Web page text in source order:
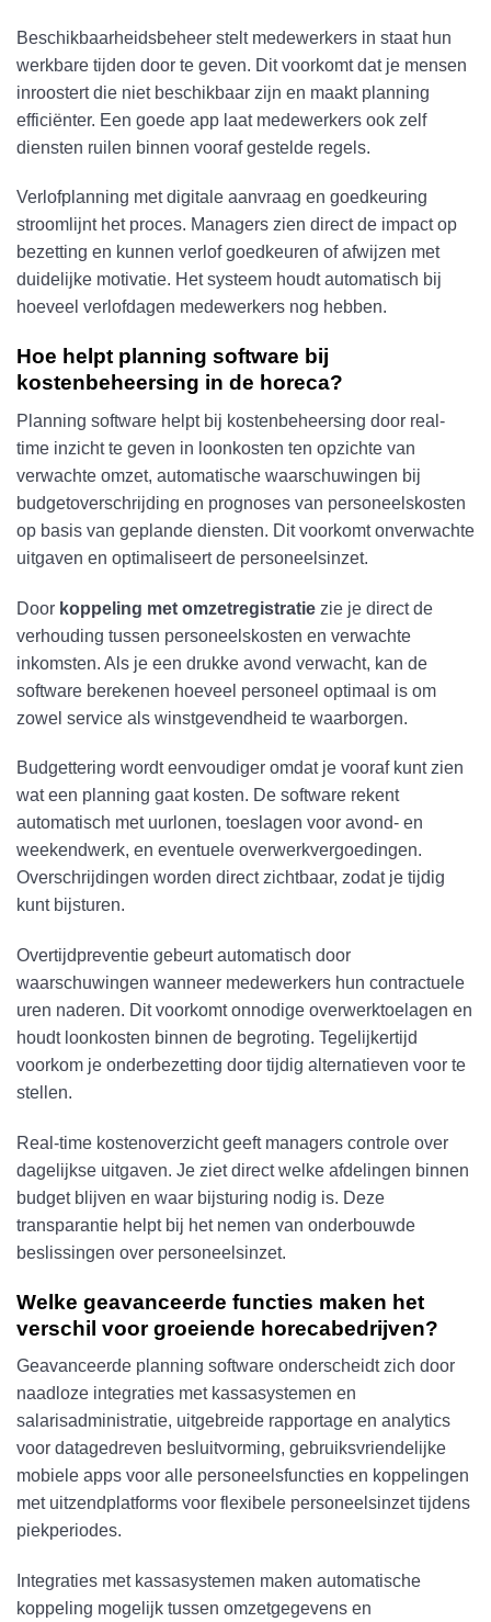
Beschikbaarheidsbeheer stelt medewerkers in staat hun
werkbare tijden door te geven. Dit voorkomt dat je mensen
inroostert die niet beschikbaar zijn en maakt planning
efficiënter. Een goede app laat medewerkers ook zelf
diensten ruilen binnen vooraf gestelde regels.
Verlofplanning met digitale aanvraag en goedkeuring
stroomlijnt het proces. Managers zien direct de impact op
bezetting en kunnen verlof goedkeuren of afwijzen met
duidelijke motivatie. Het systeem houdt automatisch bij
hoeveel verlofdagen medewerkers nog hebben.
Hoe helpt planning software bij
kostenbeheersing in de horeca?
Planning software helpt bij kostenbeheersing door real-
time inzicht te geven in loonkosten ten opzichte van
verwachte omzet, automatische waarschuwingen bij
budgetoverschrijding en prognoses van personeelskosten
op basis van geplande diensten. Dit voorkomt onverwachte
uitgaven en optimaliseert de personeelsinzet.
Door koppeling met omzetregistratie zie je direct de
verhouding tussen personeelskosten en verwachte
inkomsten. Als je een drukke avond verwacht, kan de
software berekenen hoeveel personeel optimaal is om
zowel service als winstgevendheid te waarborgen.
Budgettering wordt eenvoudiger omdat je vooraf kunt zien
wat een planning gaat kosten. De software rekent
automatisch met uurlonen, toeslagen voor avond- en
weekendwerk, en eventuele overwerkvergoedingen.
Overschrijdingen worden direct zichtbaar, zodat je tijdig
kunt bijsturen.
Overtijdpreventie gebeurt automatisch door
waarschuwingen wanneer medewerkers hun contractuele
uren naderen. Dit voorkomt onnodige overwerktoelagen en
houdt loonkosten binnen de begroting. Tegelijkertijd
voorkom je onderbezetting door tijdig alternatieven voor te
stellen.
Real-time kostenoverzicht geeft managers controle over
dagelijkse uitgaven. Je ziet direct welke afdelingen binnen
budget blijven en waar bijsturing nodig is. Deze
transparantie helpt bij het nemen van onderbouwde
beslissingen over personeelsinzet.
Welke geavanceerde functies maken het
verschil voor groeiende horecabedrijven?
Geavanceerde planning software onderscheidt zich door
naadloze integraties met kassasystemen en
salarisadministratie, uitgebreide rapportage en analytics
voor datagedreven besluitvorming, gebruiksvriendelijke
mobiele apps voor alle personeelsfuncties en koppelingen
met uitzendplatforms voor flexibele personeelsinzet tijdens
piekperiodes.
Integraties met kassasystemen maken automatische
koppeling mogelijk tussen omzetgegevens en